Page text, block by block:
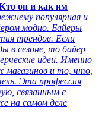
он и как им
популярная и
модно. Байеры
трендов. Если
в сезоне, то байер
идеи. Именно
магазинов и то, что,
Эта профессия
связанным с
на самом деле